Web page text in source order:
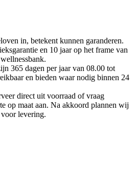
in, betekent kunnen garanderen.
en 10 jaar op het frame van
365 dagen per jaar van 08.00 tot
en bieden waar nodig binnen 24
direct uit voorraad of vraag
op maat aan. Na akkoord plannen wij
levering.